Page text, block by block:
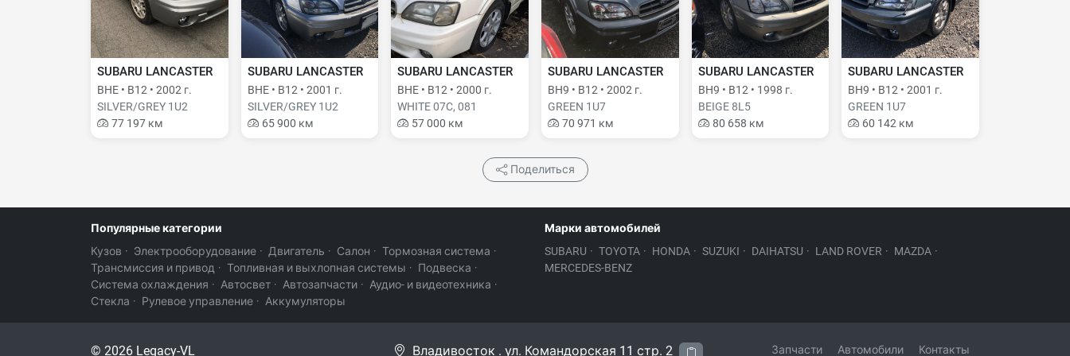
SUBARU LANCASTER
BHE • B12 • 2002 г.
SILVER/GREY 1U2
77 197 км
SUBARU LANCASTER
BHE • B12 • 2001 г.
SILVER/GREY 1U2
65 900 км
SUBARU LANCASTER
BHE • B12 • 2000 г.
WHITE 07C, 081
57 000 км
SUBARU LANCASTER
BH9 • B12 • 2002 г.
GREEN 1U7
70 971 км
SUBARU LANCASTER
BH9 • B12 • 1998 г.
BEIGE 8L5
80 658 км
SUBARU LANCASTER
BH9 • B12 • 2001 г.
GREEN 1U7
60 142 км
Поделиться
Популярные категории
Кузов · Электрооборудование · Двигатель · Салон · Тормозная система ·
Трансмиссия и привод · Топливная и выхлопная системы · Подвеска ·
Система охлаждения · Автосвет · Автозапчасти · Аудио- и видеотехника ·
Стекла · Рулевое управление · Аккумуляторы
Марки автомобилей
SUBARU · TOYOTA · HONDA · SUZUKI · DAIHATSU · LAND ROVER · MAZDA ·
MERCEDES-BENZ
© 2026 Legacy-VL Владивосток . ул. Командорская 11 стр. 2 Запчасти Автомобили Контакты